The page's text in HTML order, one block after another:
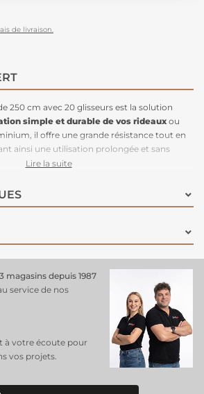
de livraison.
250 cm avec 20 glisseurs est la solution
simple et durable de vos rideauxou
il offre une grande résistance tout en
ainsi une utilisation prolongée et sans
inclus assurent un coulissement fluide et
ce rail est parfait pour les grandes fenêtres
une barre plus longue. Sa finition sobre et
pour sublimer votre espace.
est compatible avec desrideaux
isolation thermique.
Lire la suite
magasins depuis 1987
service de nos
à votre écoute pour
vos projets.